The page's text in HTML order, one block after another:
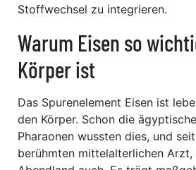
Stoffwechsel zu integrieren.
Warum Eisen so
Körper ist
Das Spurenelement Eisen ist
den Körper. Schon die
Pharaonen wussten dies, und
berühmten mittelalterlichen Arzt,